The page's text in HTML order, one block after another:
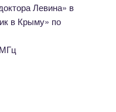
Левина» в
в Крыму» по